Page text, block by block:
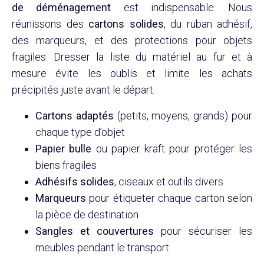
de déménagement est indispensable. Nous
réunissons des cartons solides, du ruban adhésif,
des marqueurs, et des protections pour objets
fragiles. Dresser la liste du matériel au fur et à
mesure évite les oublis et limite les achats
précipités juste avant le départ.
Cartons adaptés (petits, moyens, grands) pour
chaque type d’objet
Papier bulle ou papier kraft pour protéger les
biens fragiles
Adhésifs solides, ciseaux et outils divers
Marqueurs pour étiqueter chaque carton selon
la pièce de destination
Sangles et couvertures pour sécuriser les
meubles pendant le transport